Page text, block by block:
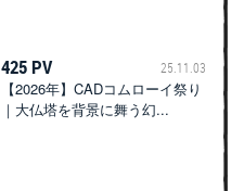
425 PV 25.11.03
【2026年】CADコムローイ祭り
｜大仏塔を背景に舞う幻...